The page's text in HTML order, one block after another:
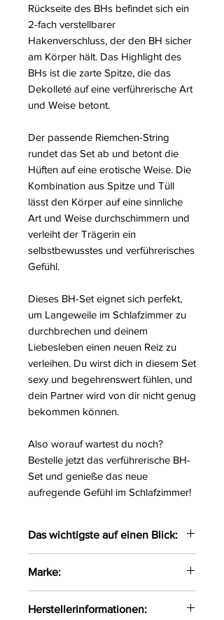
Rückseite des BHs befindet sich ein
2-fach verstellbarer
Hakenverschluss, der den BH sicher
am Körper hält. Das Highlight des
BHs ist die zarte Spitze, die das
Dekolleté auf eine verführerische Art
und Weise betont.
Der passende Riemchen-String
rundet das Set ab und betont die
Hüften auf eine erotische Weise. Die
Kombination aus Spitze und Tüll
lässt den Körper auf eine sinnliche
Art und Weise durchschimmern und
verleiht der Trägerin ein
selbstbewusstes und verführerisches
Gefühl.
Dieses BH-Set eignet sich perfekt,
um Langeweile im Schlafzimmer zu
durchbrechen und deinem
Liebesleben einen neuen Reiz zu
verleihen. Du wirst dich in diesem Set
sexy und begehrenswert fühlen, und
dein Partner wird von dir nicht genug
bekommen können.
Also worauf wartest du noch?
Bestelle jetzt das verführerische BH-
Set und genieße das neue
aufregende Gefühl im Schlafzimmer!
Das wichtigste auf einen Blick:
gefertigt aus zarter Spitze und
weichem Tüll
Mit verstellbaren Trägern
Marke:
Herstellerinformationen: